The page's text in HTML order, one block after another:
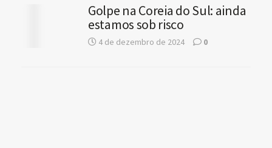
Golpe na Coreia do Sul: ainda
estamos sob risco
4 de dezembro de 2024 0